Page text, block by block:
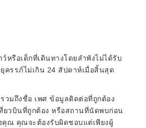
หรือเด็กที่เดินทางโดยลำพังไม่ได้รับ
รรภ์ไม่เกิน 24 สัปดาห์เมื่อสิ้นสุด
วมถึงชื่อ เพศ ข้อมูลติดต่อที่ถูกต้อง
ยวบินที่ถูกต้อง หรือสถานที่นัดพบก่อน
คุณ คุณจะต้องรับผิดชอบแต่เพียงผู้